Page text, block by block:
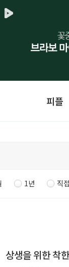
피플
1년 직
상생을 위한 착